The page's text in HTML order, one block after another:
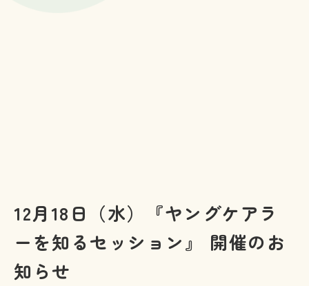
12月18日（水）『ヤングケアラ
ーを知るセッション』 開催のお
知らせ